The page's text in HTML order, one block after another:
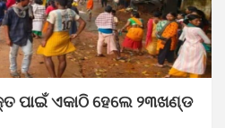
ପାଇଁ ଏକାଠି ହେଲେ ୨୩ଖଣ୍ଡ